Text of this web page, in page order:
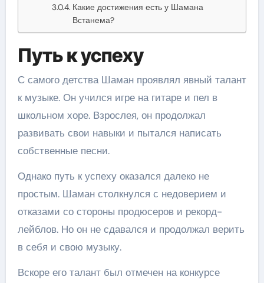
Какие достижения есть у Шамана
Встанема?
Путь к успеху
С самого детства Шаман проявлял явный талант
к музыке. Он учился игре на гитаре и пел в
школьном хоре. Взрослея, он продолжал
развивать свои навыки и пытался написать
собственные песни.
Однако путь к успеху оказался далеко не
простым. Шаман столкнулся с недоверием и
отказами со стороны продюсеров и рекорд-
лейблов. Но он не сдавался и продолжал верить
в себя и свою музыку.
Вскоре его талант был отмечен на конкурсе